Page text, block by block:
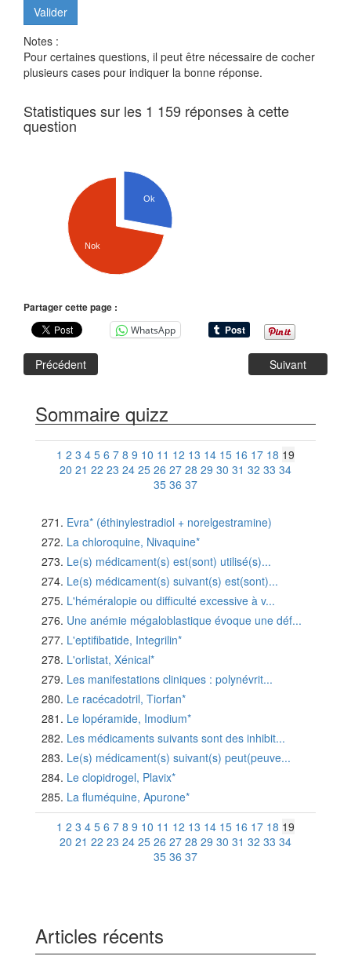
Notes :
Pour certaines questions, il peut être nécessaire de cocher
plusieurs cases pour indiquer la bonne réponse.
Statistiques sur les 1 159 réponses à cette
question
Ok
Nok
Partager cette page :
WhatsApp
Précédent Suivant
Sommaire quizz
1 2 3 4 5 6 7 8 9 10 11 12 13 14 15 16 17 18 19
20 21 22 23 24 25 26 27 28 29 30 31 32 33 34
35 36 37
Evra* (éthinylestradiol + norelgestramine)
La chloroquine, Nivaquine*
Le(s) médicament(s) est(sont) utilisé(s)...
Le(s) médicament(s) suivant(s) est(sont)...
L'héméralopie ou difficulté excessive à v...
Une anémie mégaloblastique évoque une déf...
L'eptifibatide, Integrilin*
L'orlistat, Xénical*
Les manifestations cliniques : polynévrit...
Le racécadotril, Tiorfan*
Le lopéramide, Imodium*
Les médicaments suivants sont des inhibit...
Le(s) médicament(s) suivant(s) peut(peuve...
Le clopidrogel, Plavix*
La fluméquine, Apurone*
1 2 3 4 5 6 7 8 9 10 11 12 13 14 15 16 17 18 19
20 21 22 23 24 25 26 27 28 29 30 31 32 33 34
35 36 37
Articles récents